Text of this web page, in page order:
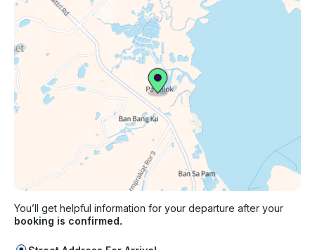
You’ll get helpful information for your departure after your
booking is confirmed.